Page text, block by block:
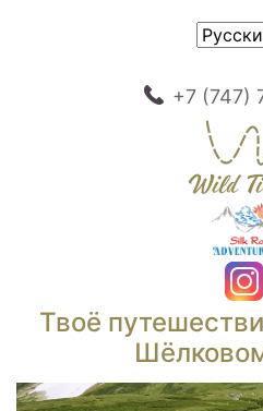
+7 (747)
Твоё